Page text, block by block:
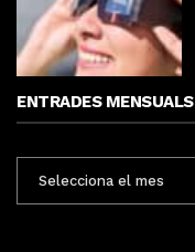
ENTRADES MENSUALS
MENSUALS